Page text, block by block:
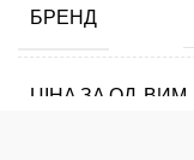
БРЕНД
ЦІНА ЗА ОД. ВИМ.